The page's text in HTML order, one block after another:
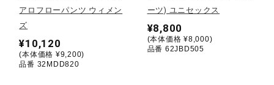
アロフローパンツ ウィメン
ズ
¥10,120
(本体価格 ¥9,200)
品番 32MDD820
ーツ) ユニセックス
¥8,800
(本体価格 ¥8,000)
品番 62JBD505